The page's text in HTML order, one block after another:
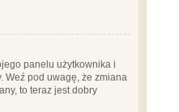
panelu użytkownika i
Weź pod uwagę, że zmiana
to teraz jest dobry